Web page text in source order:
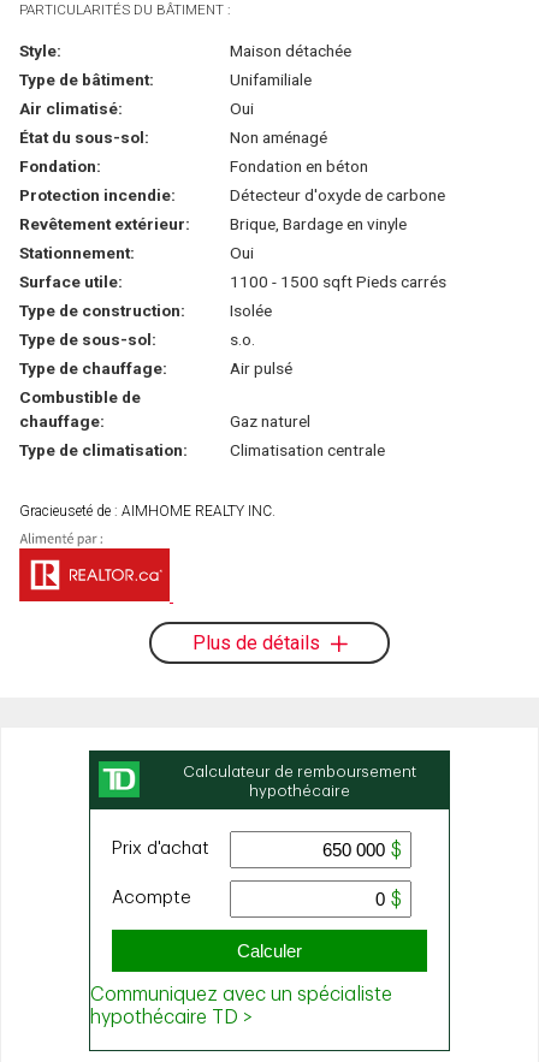
PARTICULARITÉS DU BÂTIMENT :
Style:
Maison détachée
Type de bâtiment:
Unifamiliale
Air climatisé:
Oui
État du sous-sol:
Non aménagé
Fondation:
Fondation en béton
Protection incendie:
Détecteur d'oxyde de carbone
Revêtement extérieur:
Brique, Bardage en vinyle
Stationnement:
Oui
Surface utile:
1100 - 1500 sqft Pieds carrés
Type de construction:
Isolée
Type de sous-sol:
s.o.
Type de chauffage:
Air pulsé
Combustible de
chauffage:
Gaz naturel
Type de climatisation:
Climatisation centrale
Gracieuseté de : AIMHOME REALTY INC.
Plus de détails